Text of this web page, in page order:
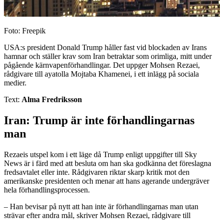
Foto: Freepik
USA:s president Donald Trump håller fast vid blockaden av Irans
hamnar och ställer krav som Iran betraktar som orimliga, mitt under
pågående kärnvapenförhandlingar. Det uppger Mohsen Rezaei,
rådgivare till ayatolla Mojtaba Khamenei, i ett inlägg på sociala
medier.
Text: Alma Fredriksson
Iran: Trump är inte förhandlingarnas
man
Rezaeis utspel kom i ett läge då Trump enligt uppgifter till Sky
News är i färd med att besluta om han ska godkänna det föreslagna
fredsavtalet eller inte. Rådgivaren riktar skarp kritik mot den
amerikanske presidenten och menar att hans agerande undergräver
hela förhandlingsprocessen.
– Han bevisar på nytt att han inte är förhandlingarnas man utan
strävar efter andra mål, skriver Mohsen Rezaei, rådgivare till